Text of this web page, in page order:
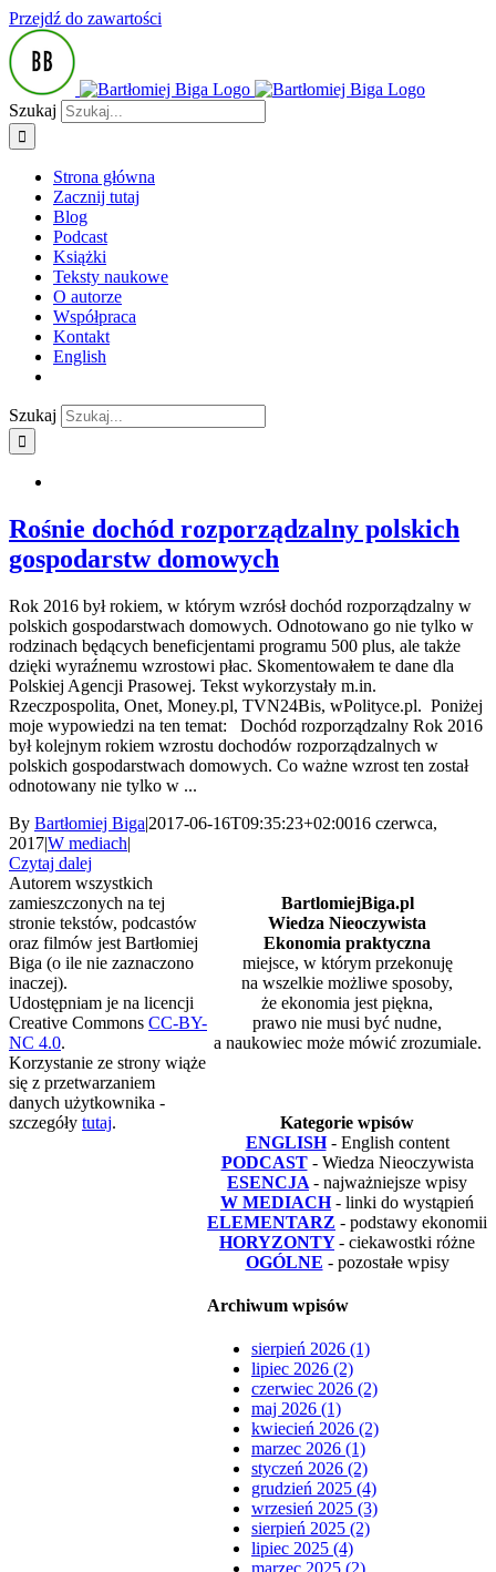
Przejdź do zawartości
Szukaj
Strona główna
Zacznij tutaj
Blog
Podcast
Książki
Teksty naukowe
O autorze
Współpraca
Kontakt
English
Szukaj
Rośnie dochód rozporządzalny polskich
gospodarstw domowych
Rok 2016 był rokiem, w którym wzrósł dochód rozporządzalny w
polskich gospodarstwach domowych. Odnotowano go nie tylko w
rodzinach będących beneficjentami programu 500 plus, ale także
dzięki wyraźnemu wzrostowi płac. Skomentowałem te dane dla
Polskiej Agencji Prasowej. Tekst wykorzystały m.in.
Rzeczpospolita, Onet, Money.pl, TVN24Bis, wPolityce.pl. Poniżej
moje wypowiedzi na ten temat: Dochód rozporządzalny Rok 2016
był kolejnym rokiem wzrostu dochodów rozporządzalnych w
polskich gospodarstwach domowych. Co ważne wzrost ten został
odnotowany nie tylko w ...
By Bartłomiej Biga|2017-06-16T09:35:23+02:0016 czerwca,
2017|W mediach|
Czytaj dalej
BartlomiejBiga.pl
Wiedza Nieoczywista
Ekonomia praktyczna
miejsce, w którym przekonuję
na wszelkie możliwe sposoby,
że ekonomia jest piękna,
prawo nie musi być nudne,
a naukowiec może mówić zrozumiale.
Kategorie wpisów
ENGLISH - English content
PODCAST - Wiedza Nieoczywista
ESENCJA - najważniejsze wpisy
W MEDIACH - linki do wystąpień
ELEMENTARZ - podstawy ekonomii
HORYZONTY - ciekawostki różne
OGÓLNE - pozostałe wpisy
Archiwum wpisów
sierpień 2026 (1)
lipiec 2026 (2)
czerwiec 2026 (2)
maj 2026 (1)
kwiecień 2026 (2)
marzec 2026 (1)
styczeń 2026 (2)
grudzień 2025 (4)
wrzesień 2025 (3)
sierpień 2025 (2)
lipiec 2025 (4)
Autorem wszystkich
zamieszczonych na tej
stronie tekstów, podcastów
oraz filmów jest Bartłomiej
Biga (o ile nie zaznaczono
inaczej).
Udostępniam je na licencji
Creative Commons CC-BY-
NC 4.0.
Korzystanie ze strony wiąże
się z przetwarzaniem
danych użytkownika -
szczegóły tutaj.